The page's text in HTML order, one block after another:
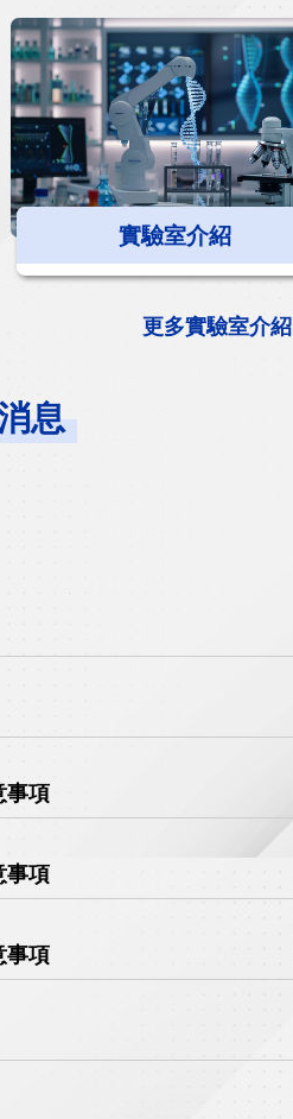
實驗室介紹
更多實驗室介紹
息
事項
事項
事項